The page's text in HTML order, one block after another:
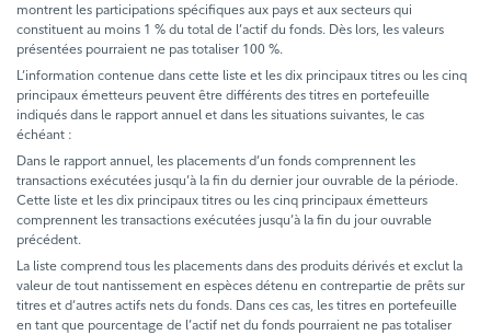
montrent les participations spécifiques aux pays et aux secteurs qui
constituent au moins 1 % du total de l’actif du fonds. Dès lors, les valeurs
présentées pourraient ne pas totaliser 100 %.
L’information contenue dans cette liste et les dix principaux titres ou les cinq
principaux émetteurs peuvent être différents des titres en portefeuille
indiqués dans le rapport annuel et dans les situations suivantes, le cas
échéant :
Dans le rapport annuel, les placements d’un fonds comprennent les
transactions exécutées jusqu’à la fin du dernier jour ouvrable de la période.
Cette liste et les dix principaux titres ou les cinq principaux émetteurs
comprennent les transactions exécutées jusqu’à la fin du jour ouvrable
précédent.
La liste comprend tous les placements dans des produits dérivés et exclut la
valeur de tout nantissement en espèces détenu en contrepartie de prêts sur
titres et d’autres actifs nets du fonds. Dans ces cas, les titres en portefeuille
en tant que pourcentage de l’actif net du fonds pourraient ne pas totaliser